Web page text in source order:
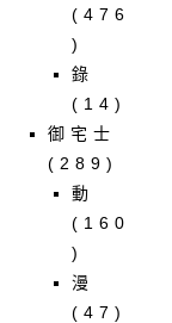
(476
)
錄
(14)
御宅士
(289)
動
(160
)
漫
(47)